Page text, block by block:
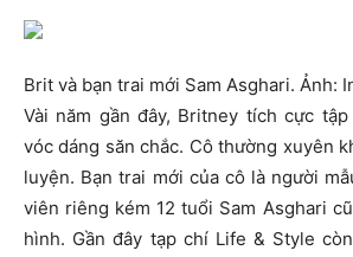
Brit và bạn trai mới Sam Asghari. Ảnh:
Vài năm gần đây, Britney tích cực
vóc dáng săn chắc. Cô thường xuyên
luyện. Bạn trai mới của cô là người
viên riêng kém 12 tuổi Sam Asghari
hình. Gần đây tạp chí Life & Style